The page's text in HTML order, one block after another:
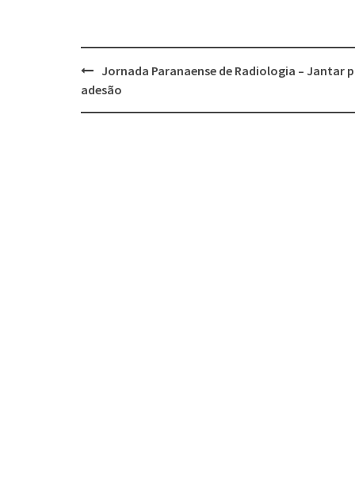
Jornada Paranaense de Radiologia – Jantar
adesão